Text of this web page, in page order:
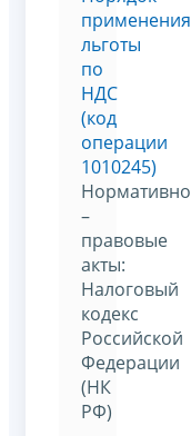
применения
льготы
по
НДС
(код
операции
1010245)
Нормативно
–
правовые
акты:
Налоговый
кодекс
Российской
Федерации
(НК
РФ)